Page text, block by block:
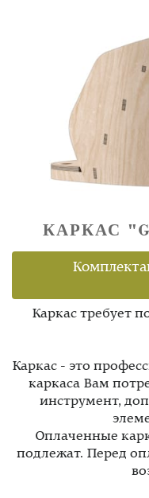
КАРКАС
Каркас требует
Каркас - это
каркаса Вам
инструмент,
Оплаченные
подлежат. Перед